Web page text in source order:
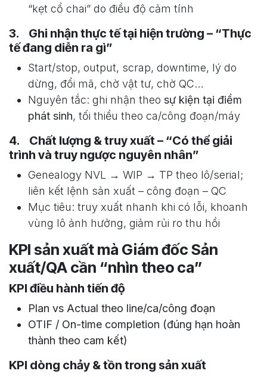
“kẹt cổ chai” do điều độ cảm tính
3. Ghi nhận thực tế tại hiện trường – “Thực
tế đang diễn ra gì”
Start/stop, output, scrap, downtime, lý do
dừng, đổi mã, chờ vật tư, chờ QC…
Nguyên tắc: ghi nhận theo sự kiện tại điểm
phát sinh, tối thiểu theo ca/công đoạn/máy
4. Chất lượng & truy xuất – “Có thể giải
trình và truy ngược nguyên nhân”
Genealogy NVL → WIP → TP theo lô/serial;
liên kết lệnh sản xuất – công đoạn – QC
Mục tiêu: truy xuất nhanh khi có lỗi, khoanh
vùng lô ảnh hưởng, giảm rủi ro thu hồi
KPI sản xuất mà Giám đốc Sản
xuất/QA cần “nhìn theo ca”
KPI điều hành tiến độ
Plan vs Actual theo line/ca/công đoạn
OTIF / On-time completion (đúng hạn hoàn
thành theo cam kết)
KPI dòng chảy & tồn trong sản xuất